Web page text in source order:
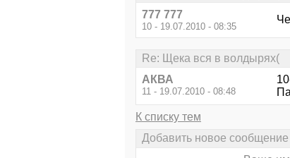
777 777
10 - 19.07.2010 - 08:35
Re: Щека вся в волдырях(
АКВА
11 - 19.07.2010 - 08:48
К списку тем
Добавить новое сообщение